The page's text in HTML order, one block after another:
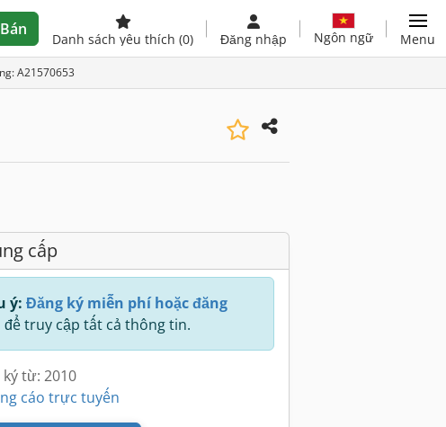
Bán
Danh sách yêu thích (0) Đăng nhập Ngôn ngữ Menu
A21570653
cấp
ý: Đăng ký miễn phí hoặc đăng
để truy cập tất cả thông tin.
từ: 2010
cáo trực tuyến